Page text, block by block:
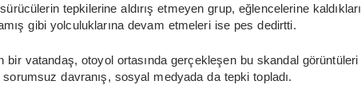
tepkilerine aldırış etmeyen grup, eğlencelerine kaldıkları
gibi yolculuklarına devam etmeleri ise pes dedirtti.
bir vatandaş, otoyol ortasında gerçekleşen bu skandal görüntüleri
davranış, sosyal medyada da tepki topladı.